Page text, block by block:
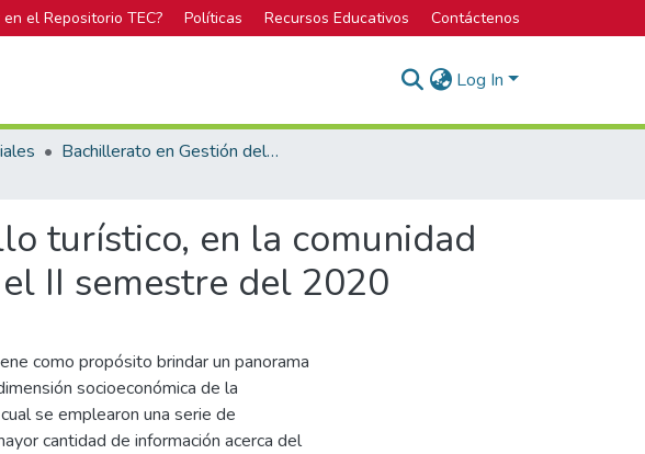
en el Repositorio TEC? Políticas Recursos Educativos Contáctenos
Log In
Bachillerato en Gestión del Turismo Sostenible
turístico, en la comunidad
II semestre del 2020
como propósito brindar un panorama
socioeconómica de la
se emplearon una serie de
cantidad de información acerca del